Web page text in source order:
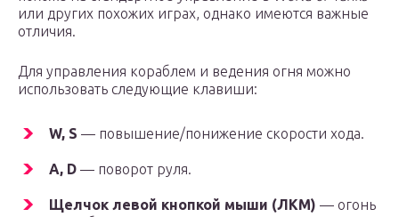
или других похожих играх, однако имеются важные
отличия.
Для управления кораблем и ведения огня можно
использовать следующие клавиши:
W, S — повышение/понижение скорости хода.
A, D — поворот руля.
Щелчок левой кнопкой мыши (ЛКМ) — огонь